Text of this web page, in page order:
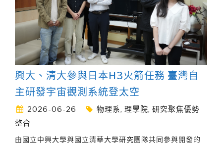
興大、清大參與日本H3火箭任務 臺灣自
主研發宇宙觀測系統登太空
2026-06-26 物理系, 理學院, 研究聚焦優勢
整合
由國立中興大學與國立清華大學研究團隊共同參與開發的